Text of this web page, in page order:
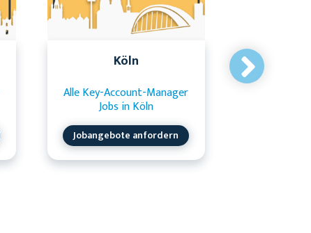
Köln
Alle Key-Account-Manager
Jobs in Köln
Jobangebote anfordern